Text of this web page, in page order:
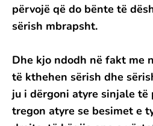
përvojë që do bënte të
sërish mbrapsht.
Dhe kjo ndodh në fakt me
të kthehen sërish dhe
ju i dërgoni atyre sinjale të
tregon atyre se besimet e